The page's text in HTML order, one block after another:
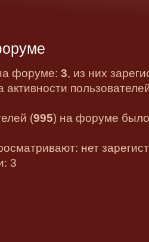
форуме: 3, из них
активности
(995) на форуме
нет
3